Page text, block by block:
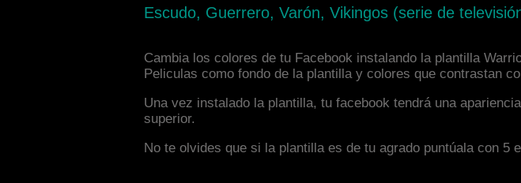
Escudo, Guerrero, Varón, Vikingos (serie de
Cambia los colores de tu Facebook instalando la plantilla
Peliculas como fondo de la plantilla y colores que contrastan
Una vez instalado la plantilla, tu facebook tendrá una
superior.
No te olvides que si la plantilla es de tu agrado puntúala con 5